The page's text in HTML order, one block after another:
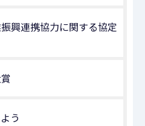
興連携協力に関する協定
う